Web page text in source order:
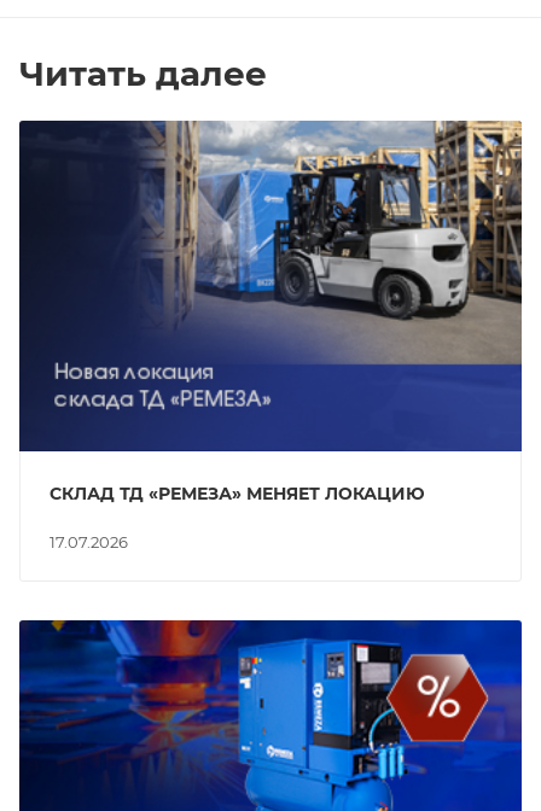
Читать далее
17.07.2026
СКЛАД ТД «РЕМЕЗА» МЕНЯЕТ ЛОКАЦИЮ